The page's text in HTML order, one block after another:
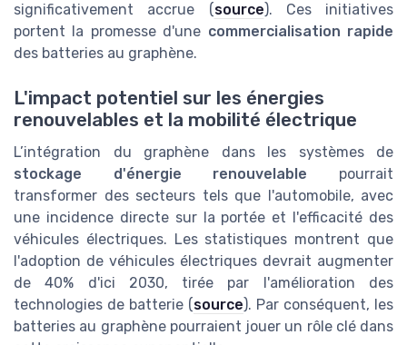
significativement accrue (source). Ces initiatives
portent la promesse d'une commercialisation rapide
des batteries au graphène.
L'impact potentiel sur les énergies
renouvelables et la mobilité électrique
L’intégration du graphène dans les systèmes de
stockage d'énergie renouvelable pourrait
transformer des secteurs tels que l'automobile, avec
une incidence directe sur la portée et l'efficacité des
véhicules électriques. Les statistiques montrent que
l'adoption de véhicules électriques devrait augmenter
de 40% d'ici 2030, tirée par l'amélioration des
technologies de batterie (source). Par conséquent, les
batteries au graphène pourraient jouer un rôle clé dans